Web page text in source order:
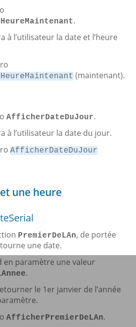
.
à l’utilisateur la date et l’heure
(maintenant).
AfficherDateDuJour.
à l’utilisateur la date du jour.
AfficherDateDuJour
une heure
PremierDeLAn, de portée
une date.
en paramètre une valeur
.
le 1er janvier de l’année
AfficherPremierDeLAn.